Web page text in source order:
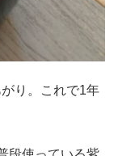
り。これで1年